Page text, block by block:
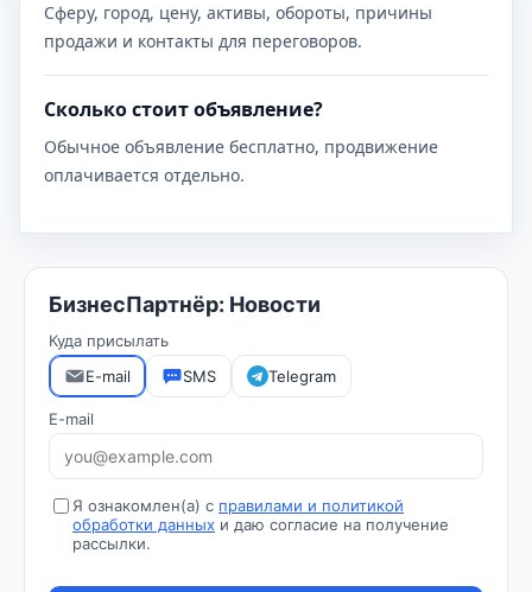
Сферу, город, цену, активы, обороты, причины
продажи и контакты для переговоров.
Сколько стоит объявление?
Обычное объявление бесплатно, продвижение
оплачивается отдельно.